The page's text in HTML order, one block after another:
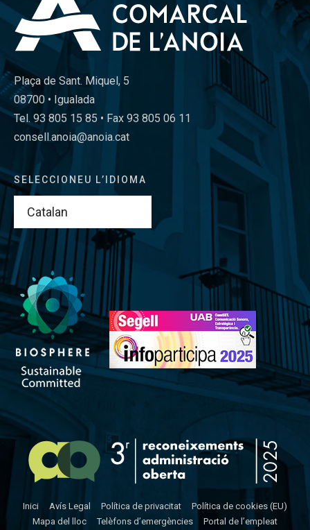
Plaça de Sant. Miquel, 5
08700 • Igualada
Tel. 93 805 15 85 • Fax 93 805 06 11
consell.anoia@anoia.cat
SELECCIONEU L’IDIOMA
Inici Avís Legal Política de privacitat
Política de cookies (EU)
Mapa del lloc
Telèfons d’emergències Portal de l’empleat